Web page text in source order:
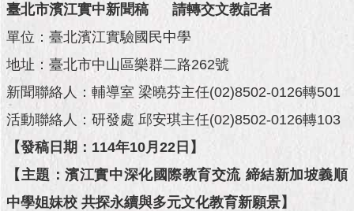
市
政
公
告
施
政
願
景
及
果
臺北市濱江實中新聞稿
請轉交文教記者
單位：臺北濱江實驗國民中學
地址：臺北市中山區樂群二路262號
新聞聯絡人：輔導室 梁曉芬主任(02)8502-0126轉501
活動聯絡人：研發處 邱安琪主任(02)8502-0126轉103
【發稿日期：114年10月22日】
【主題：濱江實中深化國際教育交流 締結新加坡義順
中學姐妹校 共探永續與多元文化教育新願景】